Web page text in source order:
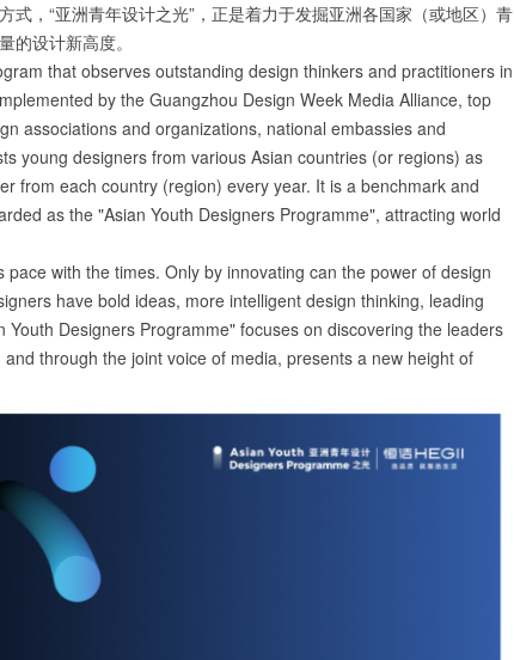
，“亚洲青年设计之光”，正是着力于发掘亚洲各国家（或地区）青
的设计新高度。
that observes outstanding design thinkers and practitioners in
by the Guangzhou Design Week Media Alliance, top
associations and organizations, national embassies and
young designers from various Asian countries (or regions) as
from each country (region) every year. It is a benchmark and
as the "Asian Youth Designers Programme", attracting world
with the times. Only by innovating can the power of design
have bold ideas, more intelligent design thinking, leading
Designers Programme" focuses on discovering the leaders
through the joint voice of media, presents a new height of